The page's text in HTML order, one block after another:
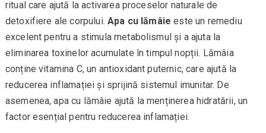
ritual care ajută la activarea proceselor naturale de
detoxifiere ale corpului.Apa cu lămâie este un remediu
excelent pentru a stimula metabolismul și a ajuta la
eliminarea toxinelor acumulate în timpul nopții. Lămâia
conține vitamina C, un antioxidant puternic, care ajută la
reducerea inflamației și sprijină sistemul imunitar. De
asemenea, apa cu lămâie ajută la menținerea hidratării, un
factor esențial pentru reducerea inflamației.